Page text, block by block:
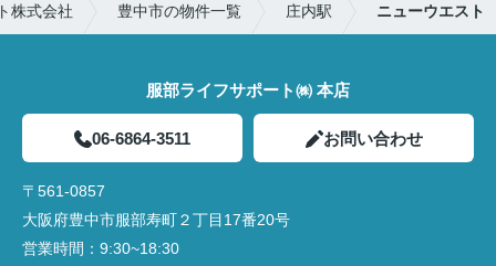
株式会社 豊中市の物件一覧 庄内駅 ニューウエスト
服部ライフサポート㈱ 本店
06-6864-3511 お問い合わせ
〒561-0857
大阪府豊中市服部寿町２丁目17番20号
営業時間： 9:30~18:30